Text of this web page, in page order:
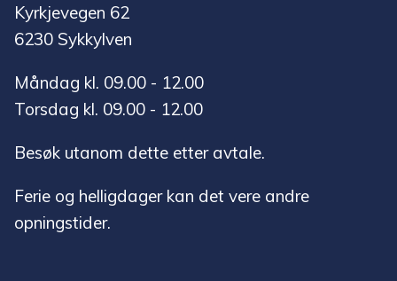
Kyrkjevegen 62
6230 Sykkylven
Måndag kl. 09.00 - 12.00
Torsdag kl. 09.00 - 12.00
Besøk utanom dette etter avtale.
Ferie og helligdager kan det vere andre
opningstider.